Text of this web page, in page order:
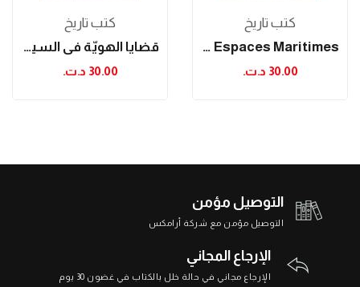
كتب تاريخ
قضايا الهويّة في السياق العربي
30.00 د.ت.‏
كتب تاريخ
D'une Méditerranée À L'autre: Espaces Maritimes...
30.00 د.ت.‏
التوصيل مؤمن
التوصيل مؤمن مع شركة أرامكس
الإرجاع المجاني
الإرجاع مجاني في حالة خلل بالكتاب في غضون 30 يوم